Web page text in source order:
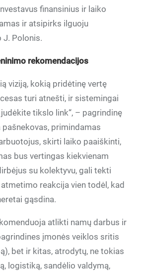
finansinius ir laiko
ir atsipirks ilguoju
J. Polonis.
rekomendacijos
viziją, kokią pridėtinę vertę
turi atnešti, ir sistemingai
tikslo link“, – pagrindinę
primindamas
skirti laiko paaiškinti,
bus vertingas kiekvienam
su kolektyvu, gali tekti
reakcija vien todėl, kad
gąsdina.
atlikti namų darbus ir
įmonės veiklos sritis
bet ir kitas, atrodytų, ne tokias
logistiką, sandėlio valdymą,